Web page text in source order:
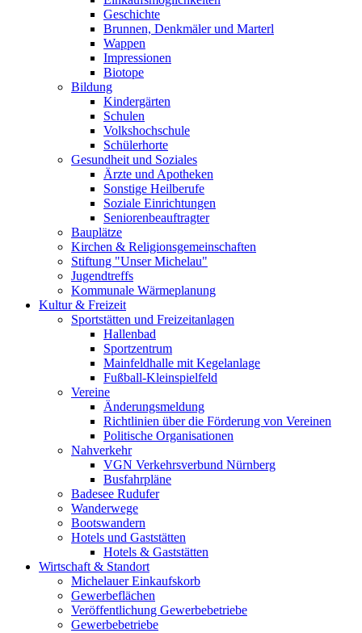
Geschichte
Brunnen, Denkmäler und Marterl
Wappen
Impressionen
Biotope
Bildung
Kindergärten
Schulen
Volkshochschule
Schülerhorte
Gesundheit und Soziales
Ärzte und Apotheken
Sonstige Heilberufe
Soziale Einrichtungen
Seniorenbeauftragter
Bauplätze
Kirchen & Religionsgemeinschaften
Stiftung "Unser Michelau"
Jugendtreffs
Kommunale Wärmeplanung
Kultur & Freizeit
Sportstätten und Freizeitanlagen
Hallenbad
Sportzentrum
Mainfeldhalle mit Kegelanlage
Fußball-Kleinspielfeld
Vereine
Änderungsmeldung
Richtlinien über die Förderung von Vereinen
Politische Organisationen
Nahverkehr
VGN Verkehrsverbund Nürnberg
Busfahrpläne
Badesee Rudufer
Wanderwege
Bootswandern
Hotels und Gaststätten
Hotels & Gaststätten
Wirtschaft & Standort
Michelauer Einkaufskorb
Gewerbeflächen
Veröffentlichung Gewerbebetriebe
Gewerbebetriebe